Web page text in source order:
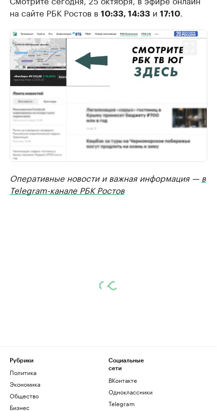
на сайте РБК Ростов в 10:33, 14:33 и 17:10
Оперативные новости и важная информация —в
Telegram-канале РБК Ростов
Рубрики
Политика
Экономика
Общество
Бизнес
Социальные
сети
ВКонтакте
Одноклассники
Telegram